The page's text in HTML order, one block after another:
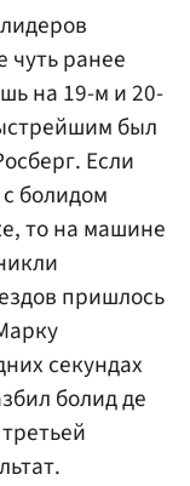
чуть ранее
на 19-м и 20-
был
Если
болидом
то на машине
пришлось
секундах
болид де